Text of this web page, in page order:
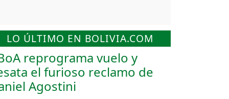
LO ÚLTIMO EN BOLIVIA.COM